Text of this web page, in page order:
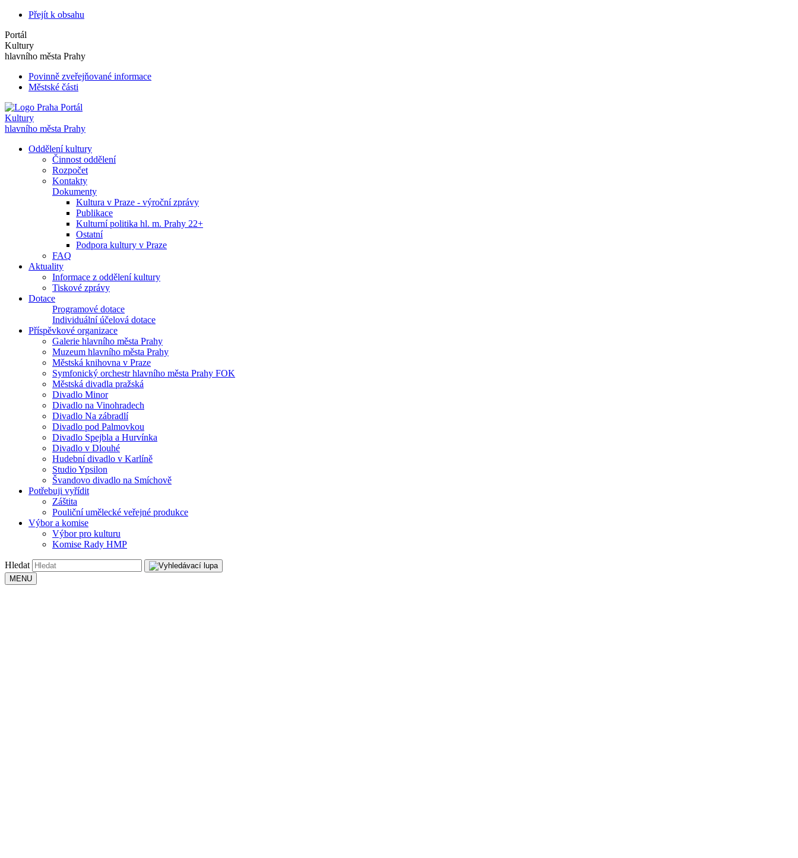
Přejít k obsahu
Portál
Kultury
hlavního města Prahy
Povinně zveřejňované informace
Městské části
Portál
Kultury
hlavního města Prahy
Oddělení kultury
Činnost oddělení
Rozpočet
Kontakty
Dokumenty
Kultura v Praze - výroční zprávy
Publikace
Kulturní politika hl. m. Prahy 22+
Ostatní
Podpora kultury v Praze
FAQ
Aktuality
Informace z oddělení kultury
Tiskové zprávy
Dotace
Programové dotace
Individuální účelová dotace
Příspěvkové organizace
Galerie hlavního města Prahy
Muzeum hlavního města Prahy
Městská knihovna v Praze
Symfonický orchestr hlavního města Prahy FOK
Městská divadla pražská
Divadlo Minor
Divadlo na Vinohradech
Divadlo Na zábradlí
Divadlo pod Palmovkou
Divadlo Spejbla a Hurvínka
Divadlo v Dlouhé
Hudební divadlo v Karlíně
Studio Ypsilon
Švandovo divadlo na Smíchově
Potřebuji vyřídit
Záštita
Pouliční umělecké veřejné produkce
Výbor a komise
Výbor pro kulturu
Komise Rady HMP
Hledat
MENU